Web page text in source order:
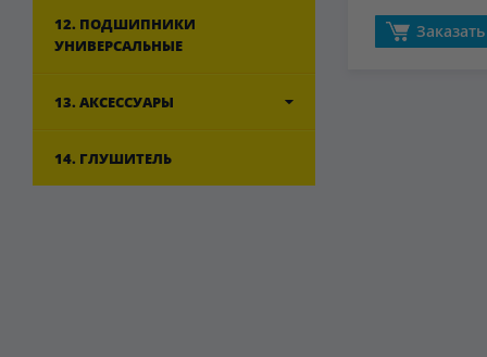
12. ПОДШИПНИКИ
УНИВЕРСАЛЬНЫЕ
13. АКСЕССУАРЫ
14. ГЛУШИТЕЛЬ
Заказать